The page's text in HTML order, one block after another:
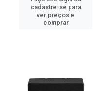
cadastre-se para
ver preços e
comprar